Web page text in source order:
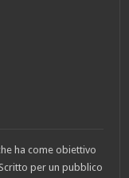
ha come obiettivo
per un pubblico